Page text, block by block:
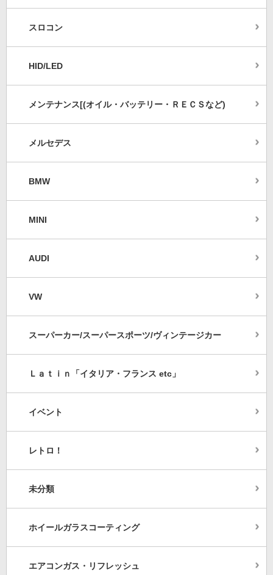
スロコン
HID/LED
メンテナンス[(オイル・バッテリー・ＲＥＣＳなど)
メルセデス
BMW
MINI
AUDI
VW
スーパーカー/スーパースポーツ/ヴィンテージカー
Ｌａｔｉｎ「イタリア・フランス etc」
イベント
レトロ！
未分類
ホイールガラスコーティング
エアコンガス・リフレッシュ